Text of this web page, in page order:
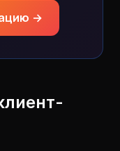
→